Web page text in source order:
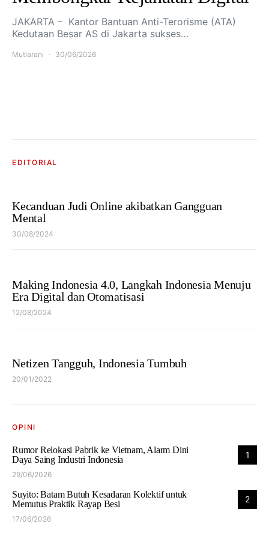
JAKARTA – Kantor Bantuan Anti-Terorisme (ATA)
Kedutaan Besar AS di Jakarta sukses…
Mutiarani 30/06/2026
EDITORIAL
Kecanduan Judi Online akibatkan Gangguan
Mental
30/08/2024
Making Indonesia 4.0, Langkah Indonesia Menuju
Era Digital dan Otomatisasi
12/08/2024
Netizen Tangguh, Indonesia Tumbuh
20/01/2022
OPINI
1
Rumor Relokasi Pabrik ke Vietnam, Alarm Dini
Daya Saing Industri Indonesia
29/06/2026
2
Suyito: Batam Butuh Kesadaran Kolektif untuk
Memutus Praktik Rayap Besi
17/06/2026